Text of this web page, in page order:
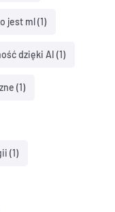
jest ml(1)
dzięki AI (1)
(1)
(1)